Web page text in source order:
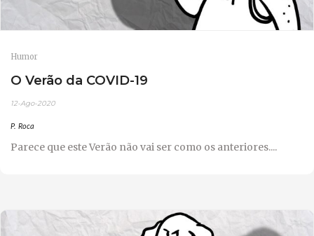
Humor
O Verão da COVID-19
12-Ago-2020
P. Roca
Parece que este Verão não vai ser como os anteriores....